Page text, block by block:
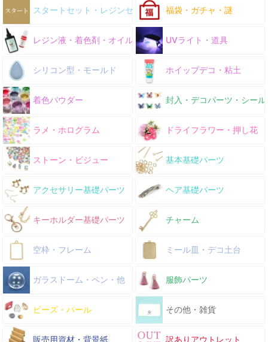
スタートセット・レジンセット 福袋・ガチャ・謎
レジン液・着色剤・オイル UVライト・道具
シリコン型・モールド ホイップデコ・粘土
着色パウダー 封入・デコパーツ・シール
ラメ・ホログラム ドライフラワー・押し花
ストーン・ビジュー 基本基礎パーツ
アクセサリー基礎パーツ ヘア基礎パーツ
キーホルダー基礎パーツ チャーム
空枠・フレーム ミール皿・デコ土台
ガラスドーム・ペン・他 服飾パーツ
ビーズ・パール その他・雑貨
販売用資材・背景紙 訳ありアウトレット